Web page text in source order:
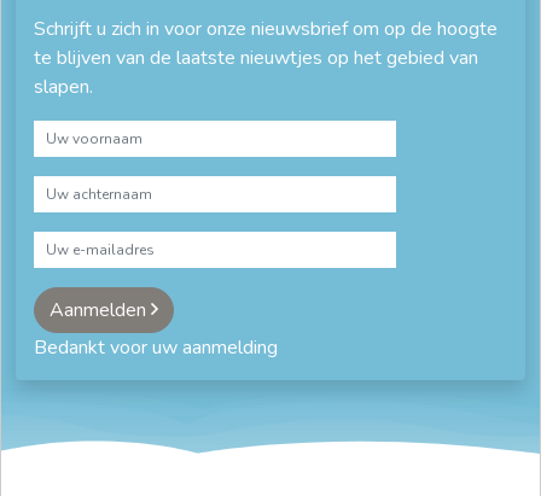
Schrijft u zich in voor onze nieuwsbrief om op de hoogte
te blijven van de laatste nieuwtjes op het gebied van
slapen.
Aanmelden
Bedankt voor uw aanmelding